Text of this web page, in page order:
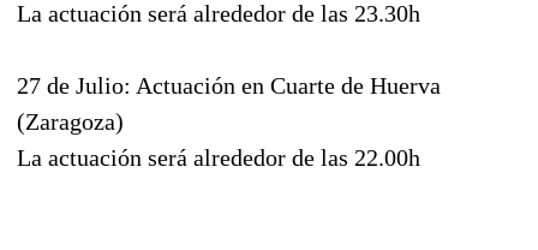
La actuación será alrededor de las 23.30h
27 de Julio: Actuación en Cuarte de Huerva
(Zaragoza)
La actuación será alrededor de las 22.00h